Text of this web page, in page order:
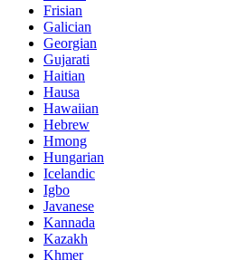
Frisian
Galician
Georgian
Gujarati
Haitian
Hausa
Hawaiian
Hebrew
Hmong
Hungarian
Icelandic
Igbo
Javanese
Kannada
Kazakh
Khmer